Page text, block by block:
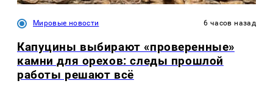
Мировые новости 6 часов назад
Капуцины выбирают «проверенные»
камни для орехов: следы прошлой
работы решают всё